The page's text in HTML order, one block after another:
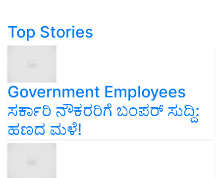
Top Stories
Government Employees
ಸರ್ಕಾರಿ ನೌಕರರಿಗೆ ಬಂಪರ್‌ ಸುದ್ದಿ:
ಹಣದ ಮಳೆ!